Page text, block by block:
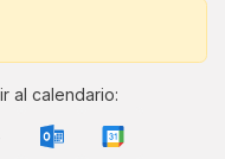
al calendario: